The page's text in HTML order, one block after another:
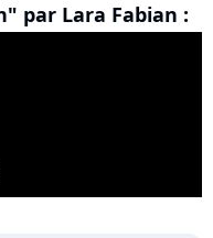
par Lara Fabian :